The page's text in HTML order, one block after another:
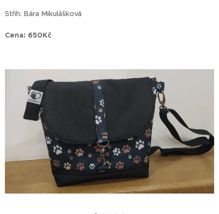
Střih: Bára Mikulášková
Cena: 650Kč